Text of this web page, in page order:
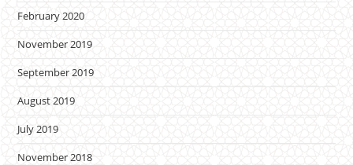
February 2020
November 2019
September 2019
August 2019
July 2019
November 2018